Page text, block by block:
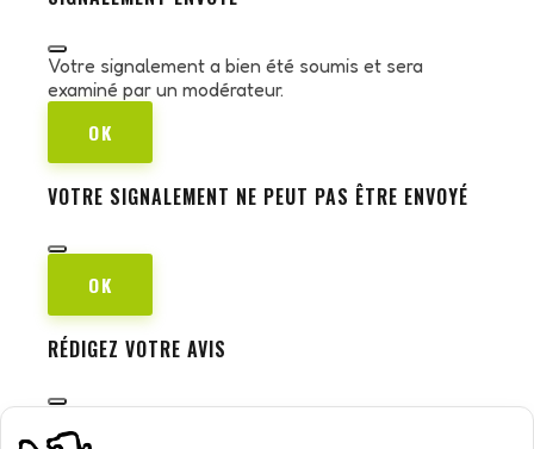
Votre signalement a bien été soumis et sera
examiné par un modérateur.
OK
VOTRE SIGNALEMENT NE PEUT PAS ÊTRE ENVOYÉ
OK
RÉDIGEZ VOTRE AVIS